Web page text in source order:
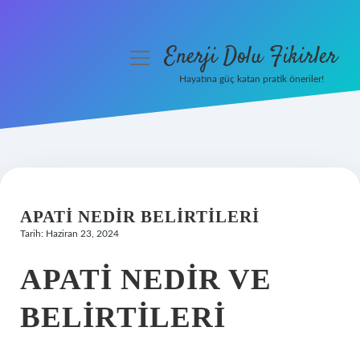
Hakkımızda
menüyüEnerji Dolu Fikirler
Hayatına güç katan pratik öneriler!
APATI NEDIR BELIRTILERI
Tarih: Haziran 23, 2024
APATI NEDIR VE
BELIRTILERI